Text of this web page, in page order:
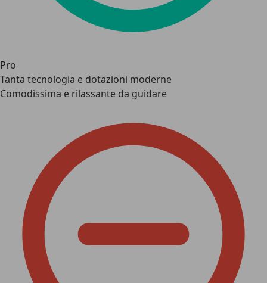
Pro
Tanta tecnologia e dotazioni moderne
Comodissima e rilassante da guidare